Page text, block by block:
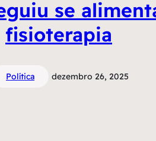
se
fisioterapia
Política dezembro 26, 2025